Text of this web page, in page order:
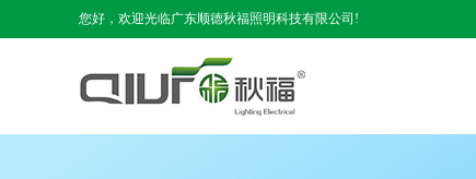
您好，欢迎光临广东顺德秋福照明科技有限公司!